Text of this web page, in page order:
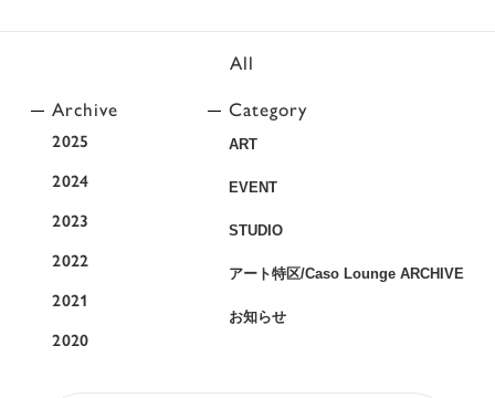
All
Archive
2025
2024
2023
2022
2021
2020
Category
ART
EVENT
STUDIO
アート特区/Caso Lounge ARCHIVE
お知らせ